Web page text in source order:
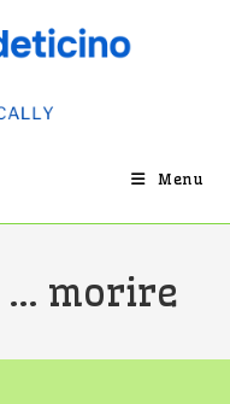
Menu
… morire